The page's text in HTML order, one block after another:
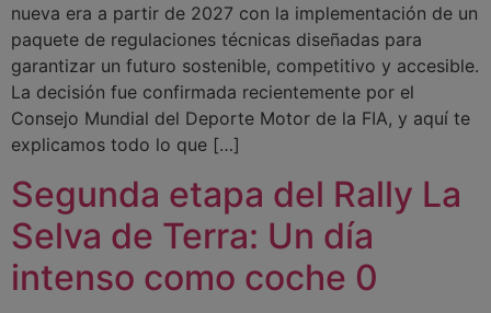
nueva era a partir de 2027 con la implementación de un
paquete de regulaciones técnicas diseñadas para
garantizar un futuro sostenible, competitivo y accesible.
La decisión fue confirmada recientemente por el
Consejo Mundial del Deporte Motor de la FIA, y aquí te
explicamos todo lo que […]
Segunda etapa del Rally La
Selva de Terra: Un día
intenso como coche 0